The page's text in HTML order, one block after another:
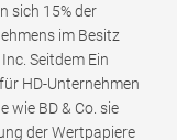
sich 15% der
im Besitz
Seitdem Ein
HD-Unternehmen
wie BD & Co. sie
der Wertpapiere